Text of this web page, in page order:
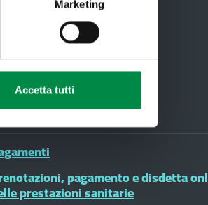
Marketing
Accetta tutti
on line
pagamento e disdetta
prestazioni sanitarie